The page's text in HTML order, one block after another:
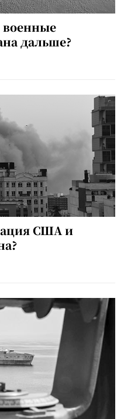
военные
дальше?
США и